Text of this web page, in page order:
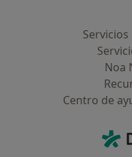
Noa
Centro de